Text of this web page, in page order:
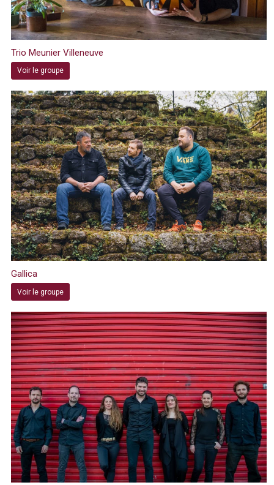
Trio Meunier Villeneuve
Voir le groupe
Gallica
Voir le groupe